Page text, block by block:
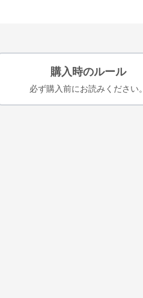
購入時のルール
必ず購入前にお読みください。